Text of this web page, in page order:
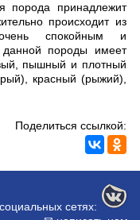
порода принадлежит
происходит из
спокойным и
породы имеет
пышный и плотный
красный (рыжий),
Поделиться ссылкой:
сетях: